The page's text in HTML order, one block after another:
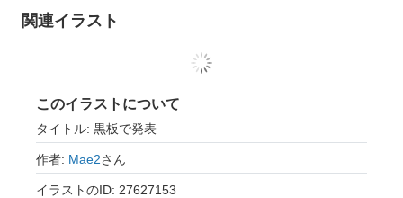
関連イラスト
このイラストについて
タイトル: 黒板で発表
作者: Mae2さん
イラストのID: 27627153